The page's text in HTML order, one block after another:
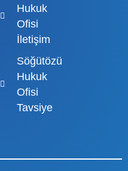
Hukuk
Ofisi
İletişim
Söğütözü
Hukuk
Ofisi
Tavsiye